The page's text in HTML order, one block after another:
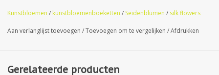
Kunstbloemen / kunstbloemenboeketten / Seidenblumen / silk flowers
Aan verlanglijst toevoegen /Toevoegen om te vergelijken /Afdrukken
Gerelateerde producten